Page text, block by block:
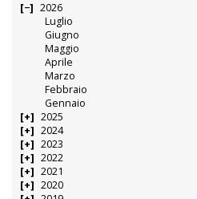
2026
Luglio
Giugno
Maggio
Aprile
Marzo
Febbraio
Gennaio
2025
2024
2023
2022
2021
2020